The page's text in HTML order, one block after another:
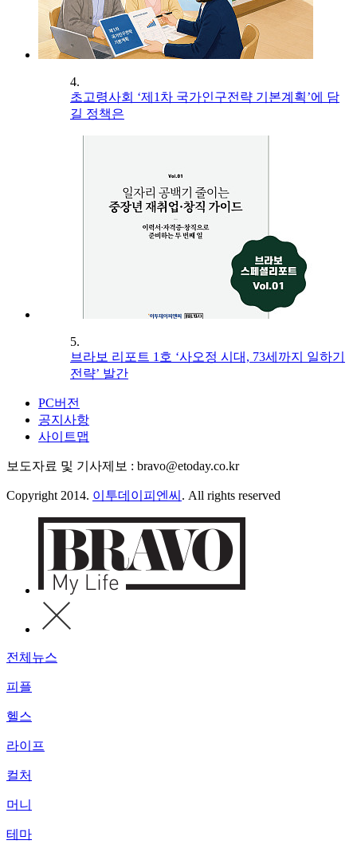
4.
초고령사회 ‘제1차 국가인구전략 기본계획’에 담
길 정책은
5.
브라보 리포트 1호 ‘사오정 시대, 73세까지 일하기
전략’ 발간
PC버전
공지사항
사이트맵
보도자료 및 기사제보 : bravo@etoday.co.kr
Copyright 2014. 이투데이피엔씨 . All rights reserved
전체뉴스
피플
헬스
라이프
컬처
머니
테마